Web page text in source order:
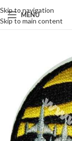
Skip to navigation
Skip to main content
MENU